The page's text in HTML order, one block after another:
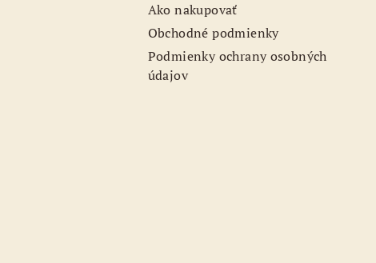
Ako nakupovať
Obchodné podmienky
Podmienky ochrany osobných
údajov